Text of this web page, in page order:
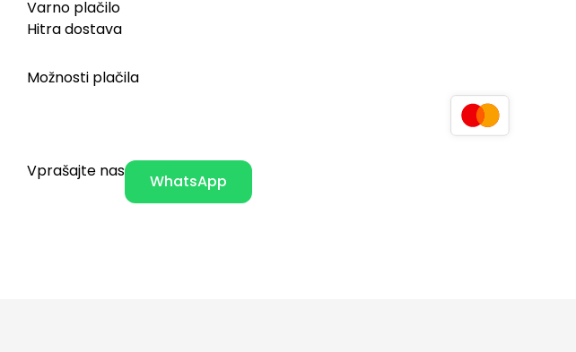
Varno plačilo
Hitra dostava
Možnosti plačila
Vprašajte nas
WhatsApp